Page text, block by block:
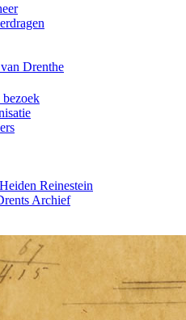
Drenthe
bezoek
Reinestein
Archief